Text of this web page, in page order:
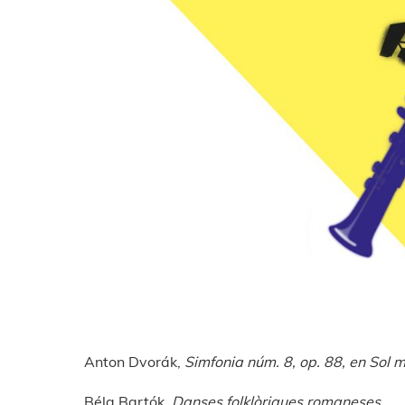
Anton Dvorák, Simfonia núm. 8, op. 88, en Sol
Béla Bartók, Danses folklòriques romaneses